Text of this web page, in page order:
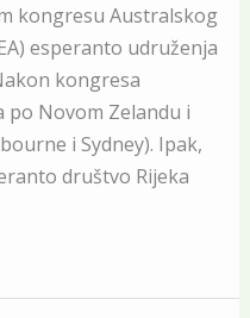
kongresu Australskog
esperanto udruženja
kongresa
po Novom Zelandu i
i Sydney). Ipak,
društvo Rijeka